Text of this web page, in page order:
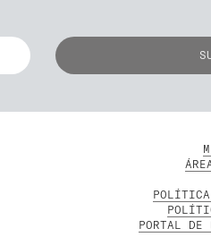
PORTAL DE